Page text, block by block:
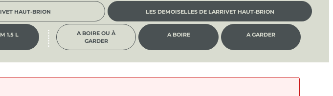
HAUT-BRION LES DEMOISELLES DE LARRIVET HAUT-BRION
1.5 L
A BOIRE OU À
GARDER
A BOIRE A GARDER